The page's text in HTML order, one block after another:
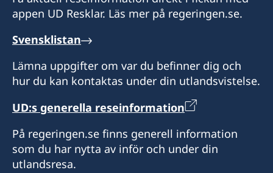
appen UD Resklar. Läs mer på regeringen.se.
Svensklistan
Lämna uppgifter om var du befinner dig och
hur du kan kontaktas under din utlandsvistelse.
UD:s generella reseinformation
På regeringen.se finns generell information
som du har nytta av inför och under din
utlandsresa.